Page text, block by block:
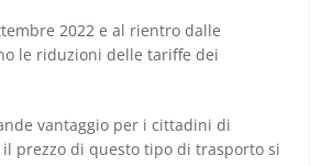
2022 e al rientro dalle
le riduzioni delle tariffe dei
vantaggio per i cittadini di
prezzo di questo tipo di trasporto si